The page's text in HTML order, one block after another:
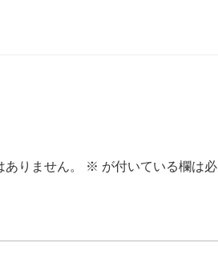
りません。 ※ が付いている欄は必